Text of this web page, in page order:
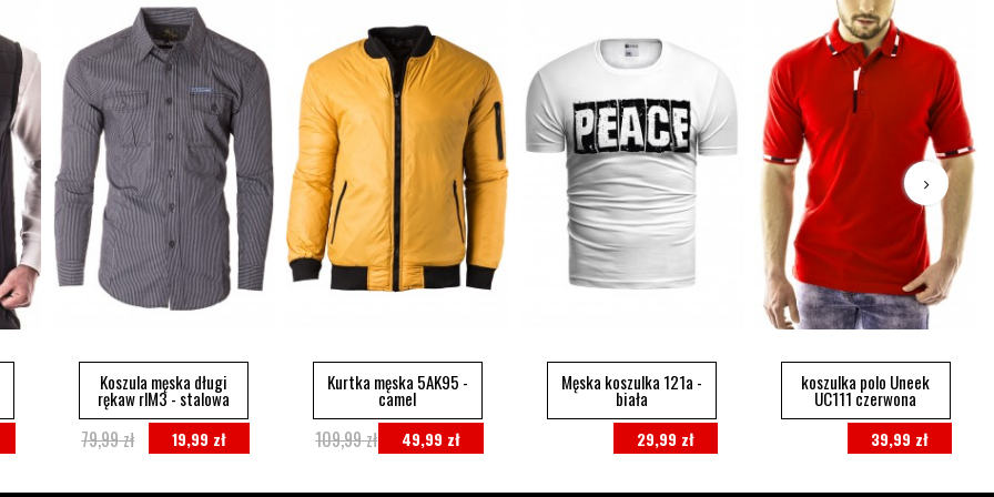
Koszula męska długi
rękaw rlM3 - stalowa
19,99 zł
79,99 zł
Kurtka męska 5AK95 -
camel
49,99 zł
109,99 zł
Męska koszulka 121a -
biała
29,99 zł
koszulka polo Uneek
UC111 czerwona
39,99 zł